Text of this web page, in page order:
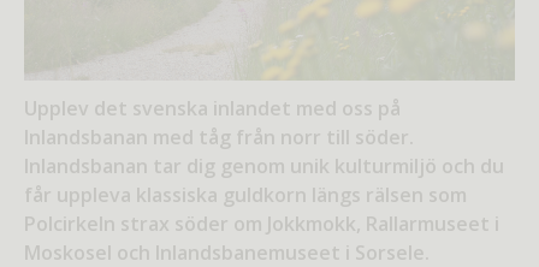
Upplev det svenska inlandet med oss på
Inlandsbanan med tåg från norr till söder.
Inlandsbanan tar dig genom unik kulturmiljö och du
får uppleva klassiska guldkorn längs rälsen som
Polcirkeln strax söder om Jokkmokk, Rallarmuseet i
Moskosel och Inlandsbanemuseet i Sorsele.